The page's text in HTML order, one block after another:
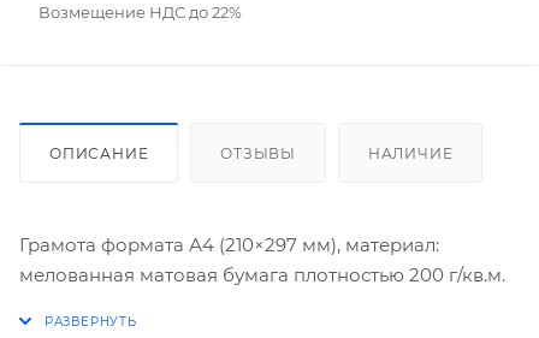
Возмещение НДС до 22%
ОПИСАНИЕ ОТЗЫВЫ НАЛИЧИЕ
Грамота формата А4 (210×297 мм), материал:
мелованная матовая бумага плотностью 200 г/кв.м.